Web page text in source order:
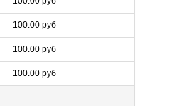
100.00 руб
100.00 руб
100.00 руб